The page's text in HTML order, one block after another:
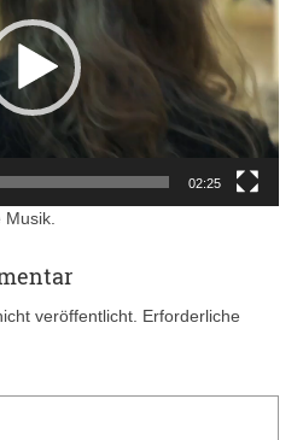
02:25
veröffentlicht. Erforderliche